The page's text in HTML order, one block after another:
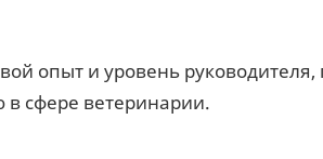
опыт и уровень
сфере ветеринарии.